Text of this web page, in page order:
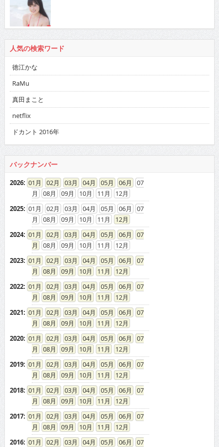
人気の検索ワード
徳江かな
RaMu
真田まこと
netflix
ドカント 2016年
バックナンバー
2026: 01 02 03 04 05 06
07
08
09 10 11
12
2025: 01 02 03 04 05 06
07
08
09 10 11
12
2024: 01 02 03 04 05 06
07
08
09 10 11
12
2023: 01 02 03 04 05 06
07
08
09 10 11
12
2022: 01 02 03 04 05 06
07
08
09 10 11
12
2021: 01 02 03 04 05 06
07
08
09 10 11
12
2020: 01 02 03 04 05 06
07
08
09 10 11
12
2019: 01 02 03 04 05 06
07
08
09 10 11
12
2018: 01 02 03 04 05 06
07
08
09 10 11
12
2017: 01 02 03 04 05 06
07
08
09 10 11
12
2016: 01 02 03 04 05 06
07